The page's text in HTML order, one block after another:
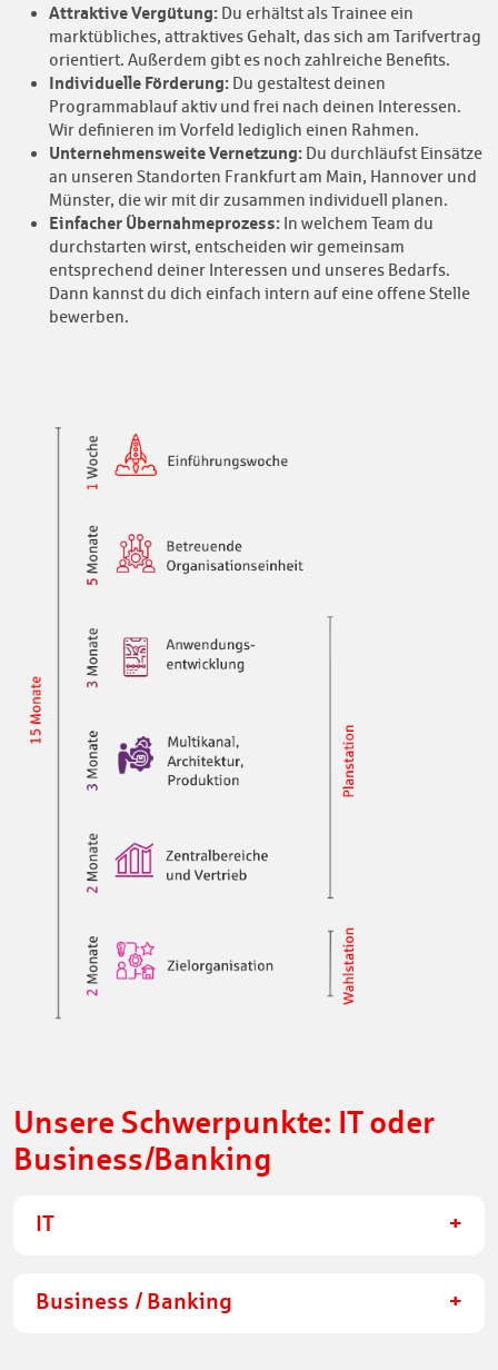
Attraktive Vergütung: Du erhältst als Trainee ein
marktübliches, attraktives Gehalt, das sich am Tarifvertrag
orientiert. Außerdem gibt es noch zahlreiche Benefits.
Individuelle Förderung: Du gestaltest deinen
Programmablauf aktiv und frei nach deinen Interessen.
Wir definieren im Vorfeld lediglich einen Rahmen.
Unternehmensweite Vernetzung: Du durchläufst Einsätze
an unseren Standorten Frankfurt am Main, Hannover und
Münster, die wir mit dir zusammen individuell planen.
Einfacher Übernahmeprozess: In welchem Team du
durchstarten wirst, entscheiden wir gemeinsam
entsprechend deiner Interessen und unseres Bedarfs.
Dann kannst du dich einfach intern auf eine offene Stelle
bewerben.
Unsere Schwerpunkte: IT oder
Business/Banking
IT
Business / Banking